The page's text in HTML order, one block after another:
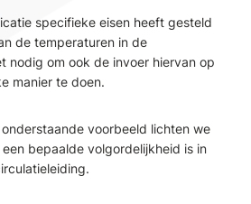
specifieke eisen heeft gesteld
de temperaturen in de
nodig om ook de invoer hiervan op
manier te doen.
voorbeeld lichten we
bepaalde volgordelijkheid is in